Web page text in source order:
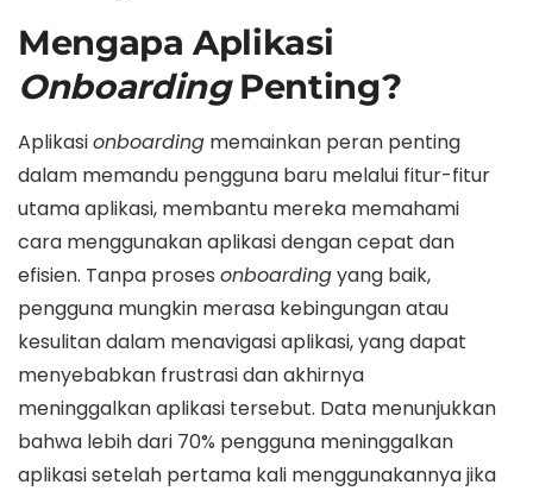
Mengapa Aplikasi
OnboardingPenting?
Aplikasionboarding memainkan peran penting
dalam memandu pengguna baru melalui fitur-fitur
utama aplikasi, membantu mereka memahami
cara menggunakan aplikasi dengan cepat dan
efisien. Tanpa proses onboardingyang baik,
pengguna mungkin merasa kebingungan atau
kesulitan dalam menavigasi aplikasi, yang dapat
menyebabkan frustrasi dan akhirnya
meninggalkan aplikasi tersebut. Data menunjukkan
bahwa lebih dari 70% pengguna meninggalkan
aplikasi setelah pertama kali menggunakannya jika